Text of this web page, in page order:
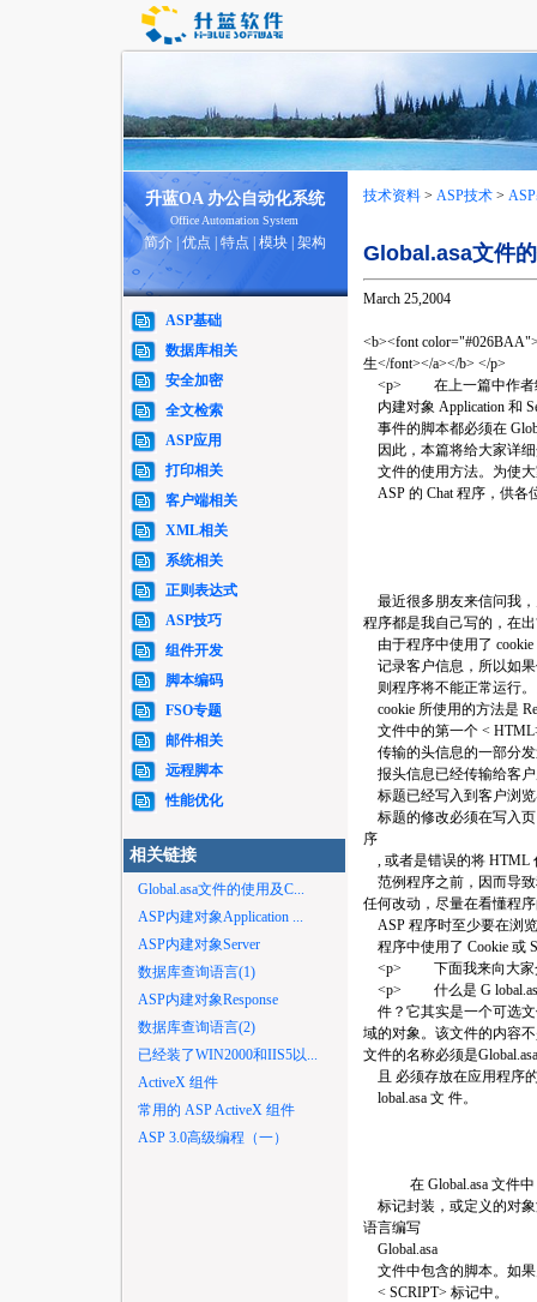
升蓝OA 办公自动化系统
Office Automation System
简介|优点 特点 模块| 架构
ASP基础
数据库相关
安全加密
全文检索
ASP应用
打印相关
客户端相关
XML相关
系统相关
正则表达式
ASP技巧
组件开发
脚本编码
FSO专题
邮件相关
远程脚本
性能优化
相关链接
Global.asa文件的使用及C...
ASP内建对象Application ...
ASP内建对象Server
数据库查询语言(1)
ASP内建对象Response
数据库查询语言(2)
已经装了WIN2000和IIS5以...
ActiveX 组件
常用的 ASP ActiveX 组件
ASP 3.0高级编程（一）
技术资料 > ASP技术 >
Global.asa文件
March 25,2004
<b><font
生</font></a></b> </p>
<p> 在上一篇中作者给
内建对象 Application 和
事件的脚本都必须在
因此，本篇将给大家详细
文件的使用方法。为使
ASP 的 Chat 程序，供各
最近很多朋友来信问我
程序都是我自己写的，在
由于程序中使用了 cookie
记录客户信息，所以如果
则程序将不能正常运行
cookie 所使用的方法是
文件中的第一个 <
传输的头信息的一部分
报头信息已经传输给客户
标题已经写入到客户浏览
标题的修改必须在写入页
序
, 或者是错误的将 HTML
范例程序之前，因而导
任何改动，尽量在看懂程
ASP 程序时至少要在浏
程序中使用了 Cookie 或
<p> 下面我来向大家介
<p> 什么是 G
件？它其实是一个可选
域的对象。该文件的内容
文件的名称必须是Global.asa
且 必须存放在应用程序
lobal.asa 文 件。
在 Global.asa 文件中，
标记封装，或定义的对
语言编写
Global.asa
文件中包含的脚本。如
< SCRIPT> 标记中。